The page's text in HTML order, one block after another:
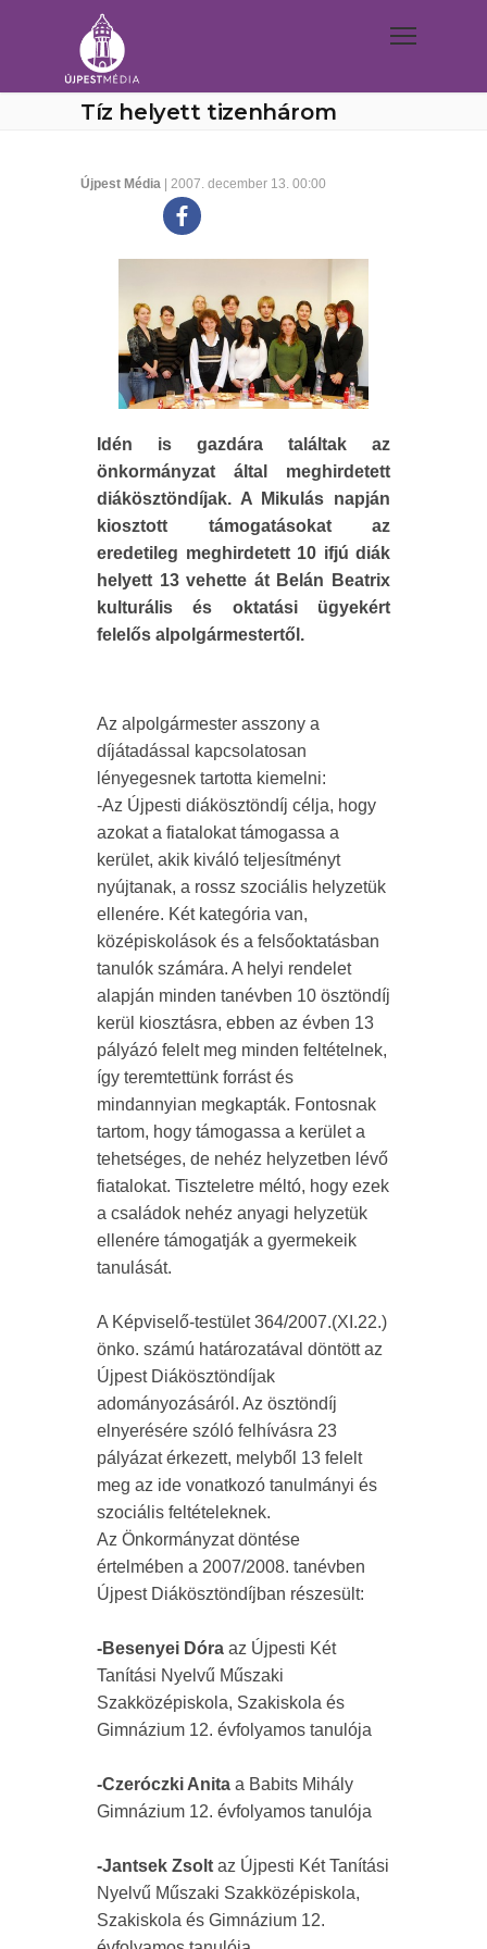
Tíz helyett tizenhárom
Újpest Média | 2007. december 13. 00:00
Idén is gazdára találtak az
önkormányzat által meghirdetett
diákösztöndíjak. A Mikulás napján
kiosztott támogatásokat az
eredetileg meghirdetett 10 ifjú diák
helyett 13 vehette át Belán Beatrix
kulturális és oktatási ügyekért
felelős alpolgármestertől.
Az alpolgármester asszony a
díjátadással kapcsolatosan
lényegesnek tartotta kiemelni:
-Az Újpesti diákösztöndíj célja, hogy
azokat a fiatalokat támogassa a
kerület, akik kiváló teljesítményt
nyújtanak, a rossz szociális helyzetük
ellenére. Két kategória van,
középiskolások és a felsőoktatásban
tanulók számára. A helyi rendelet
alapján minden tanévben 10 ösztöndíj
kerül kiosztásra, ebben az évben 13
pályázó felelt meg minden feltételnek,
így teremtettünk forrást és
mindannyian megkapták. Fontosnak
tartom, hogy támogassa a kerület a
tehetséges, de nehéz helyzetben lévő
fiatalokat. Tiszteletre méltó, hogy ezek
a családok nehéz anyagi helyzetük
ellenére támogatják a gyermekeik
tanulását.
A Képviselő-testület 364/2007.(XI.22.)
önko. számú határozatával döntött az
Újpest Diákösztöndíjak
adományozásáról. Az ösztöndíj
elnyerésére szóló felhívásra 23
pályázat érkezett, melyből 13 felelt
meg az ide vonatkozó tanulmányi és
szociális feltételeknek.
Az Önkormányzat döntése
értelmében a 2007/2008. tanévben
Újpest Diákösztöndíjban részesült:
-Besenyei Dóra az Újpesti Két
Tanítási Nyelvű Műszaki
Szakközépiskola, Szakiskola és
Gimnázium 12. évfolyamos tanulója
-Czeróczki Anita a Babits Mihály
Gimnázium 12. évfolyamos tanulója
-Jantsek Zsolt az Újpesti Két Tanítási
Nyelvű Műszaki Szakközépiskola,
Szakiskola és Gimnázium 12.